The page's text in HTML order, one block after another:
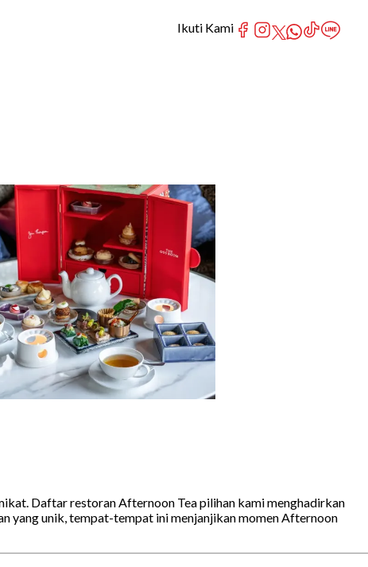
Daftar restoran Afternoon Tea pilihan kami menghadirkan
yang unik, tempat-tempat ini menjanjikan momen Afternoon
Ikuti Kami